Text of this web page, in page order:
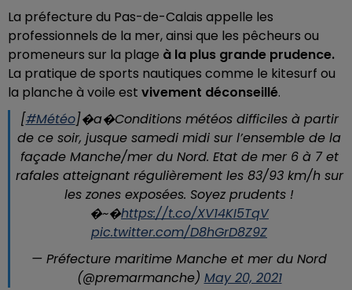
La préfecture du Pas-de-Calais appelle les
professionnels de la mer, ainsi que les pêcheurs ou
promeneurs sur la plage à la plus grande prudence.
La pratique de sports nautiques comme le kitesurf ou
la planche à voile est vivement déconseillé.
[#Météo]�a�️Conditions météos difficiles à partir
de ce soir, jusque samedi midi sur l’ensemble de la
façade Manche/mer du Nord. Etat de mer 6 à 7 et
rafales atteignant régulièrement les 83/93 km/h sur
les zones exposées. Soyez prudents !
�~�️https://t.co/XV14KI5TqV
pic.twitter.com/D8hGrD8Z9Z
— Préfecture maritime Manche et mer du Nord
(@premarmanche) May 20, 2021